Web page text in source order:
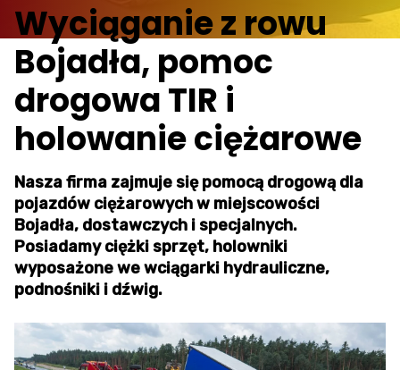
Wyciąganie z rowu
Bojadła, pomoc
drogowa TIR i
holowanie ciężarowe
Nasza firma zajmuje się pomocą drogową dla
pojazdów ciężarowych w miejscowości
Bojadła, dostawczych i specjalnych.
Posiadamy ciężki sprzęt, holowniki
wyposażone we wciągarki hydrauliczne,
podnośniki i dźwig.